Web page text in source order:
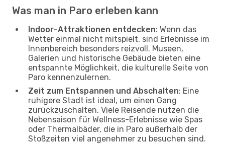
Was man in Paro erleben kann
Indoor-Attraktionen entdecken: Wenn das
Wetter einmal nicht mitspielt, sind Erlebnisse im
Innenbereich besonders reizvoll. Museen,
Galerien und historische Gebäude bieten eine
entspannte Möglichkeit, die kulturelle Seite von
Paro kennenzulernen.
Zeit zum Entspannen und Abschalten: Eine
ruhigere Stadt ist ideal, um einen Gang
zurückzuschalten. Viele Reisende nutzen die
Nebensaison für Wellness-Erlebnisse wie Spas
oder Thermalbäder, die in Paro außerhalb der
Stoßzeiten viel angenehmer zu besuchen sind.